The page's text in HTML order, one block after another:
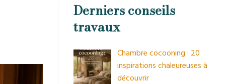
Derniers conseils
travaux
Chambre cocooning : 20
inspirations chaleureuses à
découvrir